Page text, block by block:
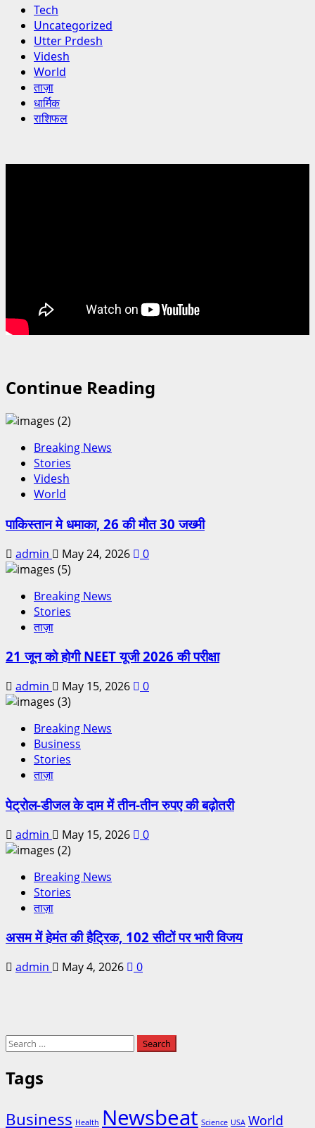
Tech
Uncategorized
Utter Prdesh
Videsh
World
ताज़ा
धार्मिक
राशिफल
Continue Reading
Breaking News
Stories
Videsh
World
पाकिस्तान मे धमाका, 26 की मौत 30 जख्मी
admin May 24, 2026 0
Breaking News
Stories
ताज़ा
21 जून को होगी NEET यूजी 2026 की परीक्षा
admin May 15, 2026 0
Breaking News
Business
Stories
ताज़ा
पेट्रोल-डीजल के दाम में तीन-तीन रुपए की बढ़ोतरी
admin May 15, 2026 0
Breaking News
Stories
ताज़ा
असम में हेमंत की हैट्रिक, 102 सीटों पर भारी विजय
admin May 4, 2026 0
Tags
Business Health Newsbeat Science USA World